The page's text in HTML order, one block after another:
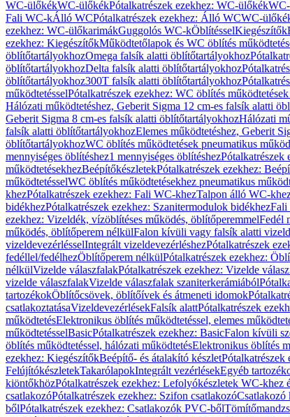
WC-ülőkékWC-ülőkékPótalkatrészek ezekhez: WC-ülőkék
Fali WC-kÁlló WCPótalkatrészek ezekhez: Álló WCWC-
ezekhez: WC-ülőkarimákGuggolós WC-kÖblítésselKiegészítők
ezekhez: KiegészítőkMűködtetőlapok és WC öblítés
öblítőtartályokhozOmega falsík alatti öblítőtartályokhoz
öblítőtartályokhozDelta falsík alatti öblítőtartályokhoz
öblítőtartályokhoz300T falsík alatti öblítőtartályokhoz
működtetésselPótalkatrészek ezekhez: WC öblítés
Hálózati működtetéshez, Geberit Sigma 12 cm-es falsík alatti
Geberit Sigma 8 cm-es falsík alatti öblítőtartályokhozHálózati
falsík alatti öblítőtartályokhozElemes működtetéshez, Geberit
öblítőtartályokhozWC öblítés működtetések pneumatikus
mennyiséges öblítéshez1 mennyiséges öblítéshezPótalkatrészek
működtetésekhezBeépítőkészletekPótalkatrészek ezekhez:
működtetésselWC öblítés működtetésekhez pneumatikus
khezPótalkatrészek ezekhez: Fali WC-khezTalpon álló WC-
bidékhezPótalkatrészek ezekhez: Szanitermodulok bidékhezFali
ezekhez: Vizeldék, vízöblítéses működés, öblítőperemmelFedél
működés, öblítőperem nélkülFalon kívüli vagy falsík alatti
vizeldevezérlésselIntegrált vizeldevezérléshezPótalkatrészek
fedéllel/fedélhezÖblítőperem nélkülPótalkatrészek ezekhez:
nélkülVizelde válaszfalakPótalkatrészek ezekhez: Vizelde
vizelde válaszfalakVizelde válaszfalak szaniterkerámiából
tartozékokÖblítőcsövek, öblítőívek és átmeneti idomok
csatlakoztatásaVizeldevezérlésekFalsík alattPótalkatrészek
működtetésElektronikus öblítés működtetéssel, elemes
működtetésselBasicPótalkatrészek ezekhez: BasicFalon kívüli
öblítés működtetéssel, hálózati működtetésElektronikus öblítés
ezekhez: KiegészítőkBeépítő- és átalakító készletPótalkatrészek
FelújítókészletekTakarólapokIntegrált vezérlésekEgyéb
kiöntőkhözPótalkatrészek ezekhez: Lefolyókészletek WC-khez
csatlakozóPótalkatrészek ezekhez: Szifon csatlakozóCsatlakozó
bőlPótalkatrészek ezekhez: Csatlakozók PVC-ből